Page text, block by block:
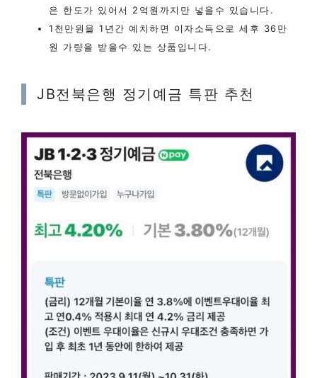
은 한도가 있어서 2억원까지만 넣을수 있습니다.
1천만원을 1년간 예치하면 이자소득으로 세후 36만
원 가량을 받을수 있는 상품입니다.
JB전북은행 정기예금 특판 추천